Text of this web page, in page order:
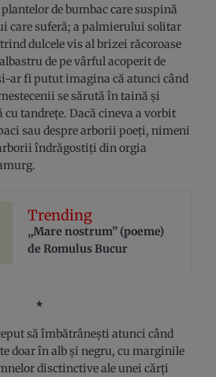
de bumbac care suspină
care suferă; a palmierului solitar
dulcele vis al brizei răcoroase
de pe vârful acoperit de
ar fi putut imagina că atunci când
se sărută în taină și
tandrețe. Dacă cineva a vorbit
sau despre arborii poeți, nimeni
îndrăgostiți din orgia
Trending
„Mare nostrum” (poeme)
de Romulus Bucur
⁎
să îmbătrânești atunci când
doar în alb și negru, cu marginile
disctinctive ale unei cărți